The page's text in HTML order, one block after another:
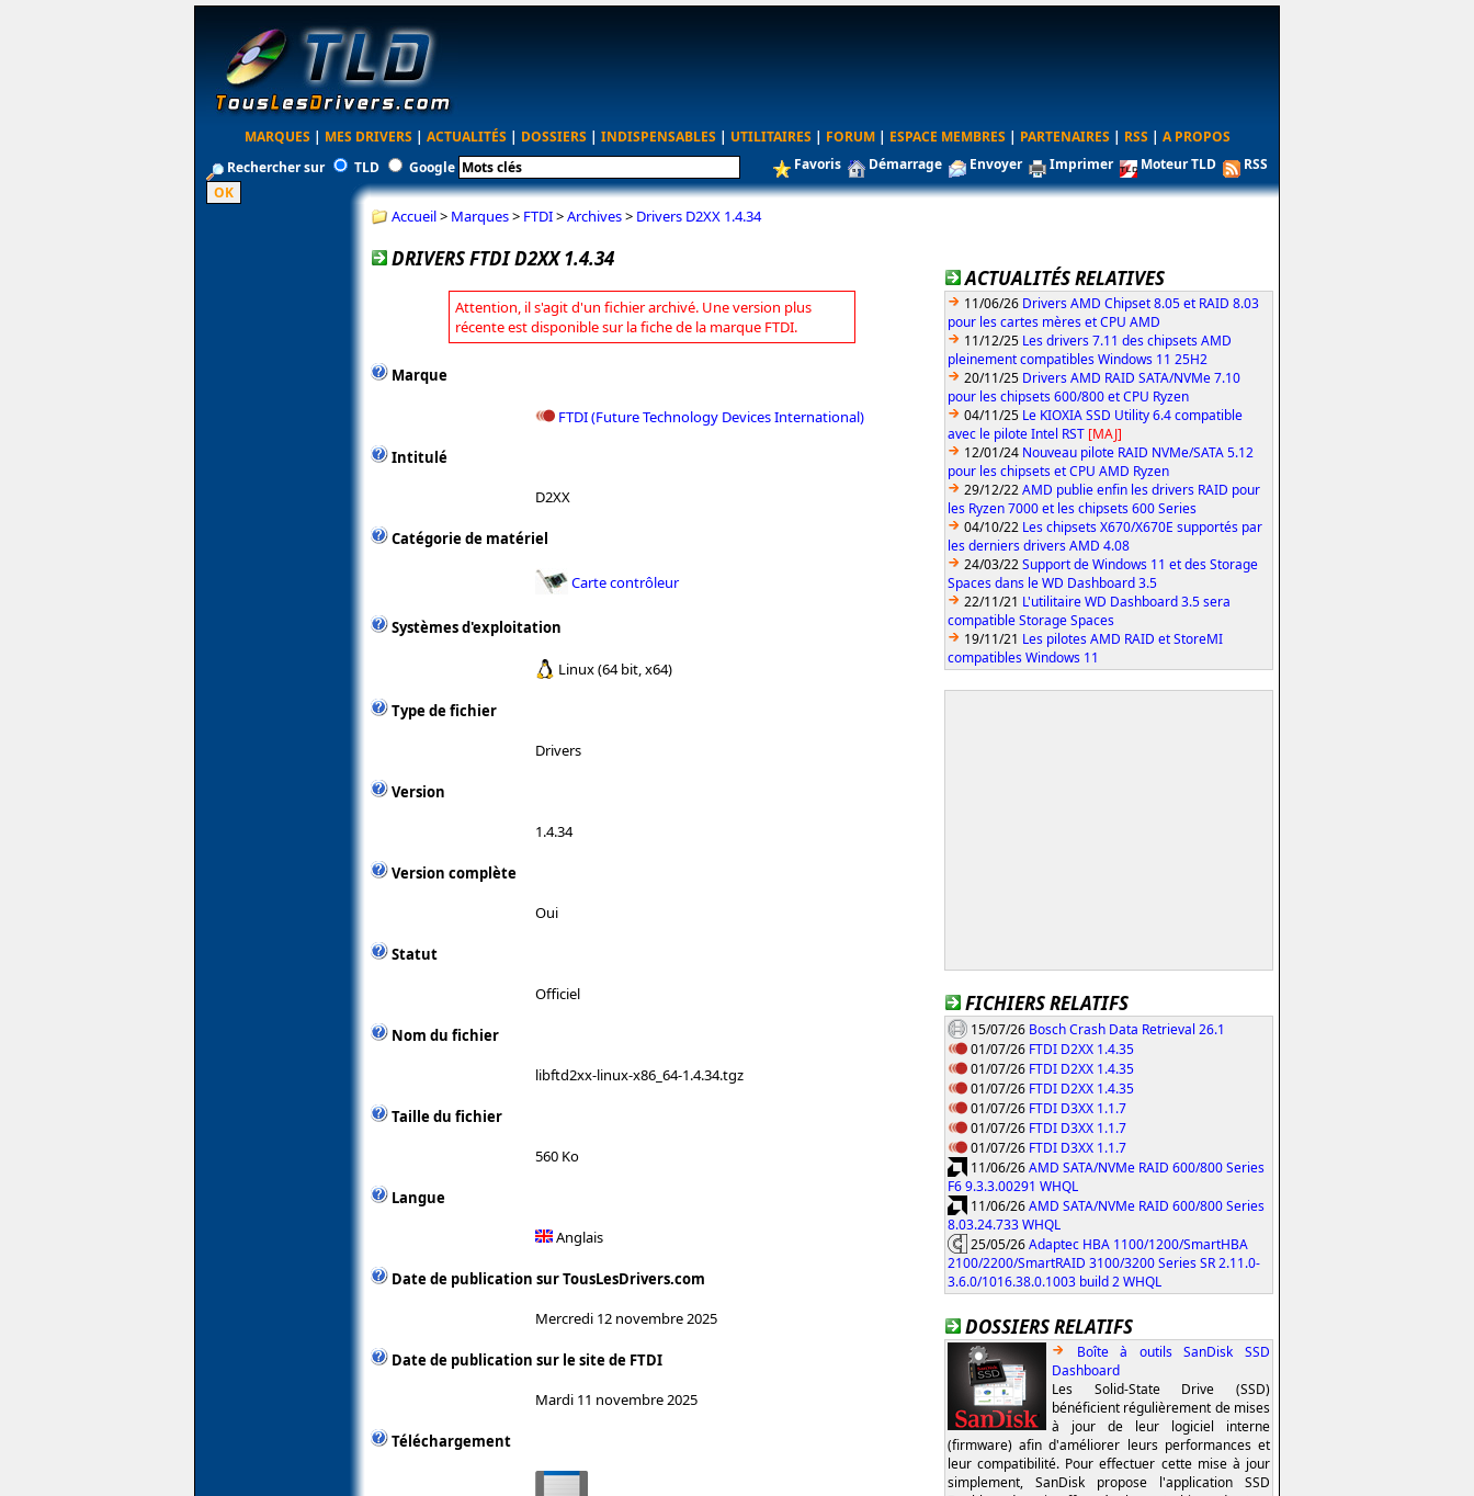
MARQUES | MES DRIVERS | ACTUALITÉS | DOSSIERS | INDISPENSABLES | UTILITAIRES | FORUM | ESPACE MEMBRES | PARTENAIRES | RSS | A PROPOS
Rechercher sur
TLD Google Favoris Démarrage Envoyer Imprimer Moteur TLD RSS
Accueil> Marques> FTDI>Archives> Drivers D2XX 1.4.34
DRIVERS FTDI D2XX 1.4.34
Attention, il s'agit d'un fichier archivé. Une version plus
récente est disponible sur la fiche de la marque FTDI.
Marque
FTDI (Future Technology Devices International)
Intitulé
D2XX
Catégorie de matériel
Carte contrôleur
Systèmes d'exploitation
Linux (64 bit, x64)
Type de fichier
Drivers
Version
1.4.34
Version complète
Oui
Statut
Officiel
Nom du fichier
libftd2xx-linux-x86_64-1.4.34.tgz
Taille du fichier
560 Ko
Langue
Anglais
Date de publication sur TousLesDrivers.com
Mercredi 12 novembre 2025
Date de publication sur le site de FTDI
Mardi 11 novembre 2025
Téléchargement
ACTUALITÉS RELATIVES
11/06/26 Drivers AMD Chipset 8.05 et RAID 8.03
pour les cartes mères et CPU AMD
11/12/25 Les drivers 7.11 des chipsets AMD
pleinement compatibles Windows 11 25H2
20/11/25 Drivers AMD RAID SATA/NVMe 7.10
pour les chipsets 600/800 et CPU Ryzen
04/11/25 Le KIOXIA SSD Utility 6.4 compatible
avec le pilote Intel RST [MAJ]
12/01/24 Nouveau pilote RAID NVMe/SATA 5.12
pour les chipsets et CPU AMD Ryzen
29/12/22AMD publie enfin les drivers RAID pour
les Ryzen 7000 et les chipsets 600 Series
04/10/22 Les chipsets X670/X670E supportés par
les derniers drivers AMD 4.08
24/03/22Support de Windows 11 et des Storage
Spaces dans le WD Dashboard 3.5
22/11/21 L'utilitaire WD Dashboard 3.5 sera
compatible Storage Spaces
19/11/21 Les pilotes AMD RAID et StoreMI
compatibles Windows 11
FICHIERS RELATIFS
15/07/26 Bosch Crash Data Retrieval 26.1
01/07/26 FTDI D2XX 1.4.35
01/07/26 FTDI D2XX 1.4.35
01/07/26 FTDI D2XX 1.4.35
01/07/26 FTDI D3XX 1.1.7
01/07/26 FTDI D3XX 1.1.7
01/07/26 FTDI D3XX 1.1.7
11/06/26AMD SATA/NVMe RAID 600/800 Series
F6 9.3.3.00291 WHQL
11/06/26AMD SATA/NVMe RAID 600/800 Series
8.03.24.733 WHQL
25/05/26Adaptec HBA 1100/1200/SmartHBA
2100/2200/SmartRAID 3100/3200 Series SR 2.11.0-
3.6.0/1016.38.0.1003 build 2 WHQL
DOSSIERS RELATIFS
Boîte à outils SanDisk SSD
Dashboard
Les Solid-State Drive (SSD)
bénéficient régulièrement de mises
à jour de leur logiciel interne
(firmware) afin d'améliorer leurs performances et
leur compatibilité. Pour effectuer cette mise à jour
simplement, SanDisk propose l'application SSD